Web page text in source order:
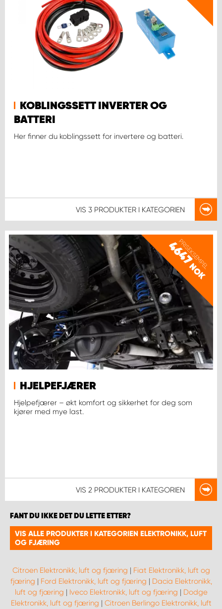
KOBLINGSSETT INVERTER OG
BATTERI
Her finner du koblingssett for invertere og batteri.
VIS 3 PRODUKTER I KATEGORIEN
PRISEKSEMPEL
4647
NOK
HJELPEFJÆRER
Hjelpefjærer – økt komfort og sikkerhet for deg som
kjører med mye last.
VIS 2 PRODUKTER I KATEGORIEN
FANT DU IKKE DET DU LETTE ETTER?
VIS ALLE PRODUKTER I KATEGORIEN ELEKTRONIKK, LUFT
OG FJÆRING
Citroen Elektronikk, luft og fjæring | Fiat Elektronikk, luft og
fjæring | Ford Elektronikk, luft og fjæring | Dacia Elektronikk,
luft og fjæring | Iveco Elektronikk, luft og fjæring | Dodge
Elektronikk, luft og fjæring | Citroen Berlingo Elektronikk, luft